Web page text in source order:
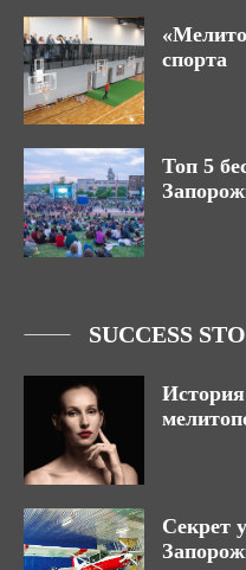
спорта
Топ 5
SUCCESS
История
Секрет